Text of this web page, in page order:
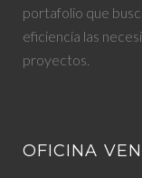
portafolio que
eficiencia las
proyectos.
OFICINA